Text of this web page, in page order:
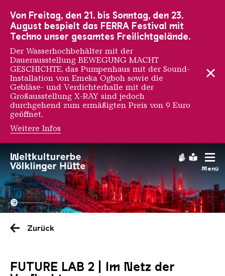
Menü
Hochofengruppe in Rot
Copyright:
©
Zurück
FUTURE LAB 2 | Im Netz der
Von Freitag, den 21. bis Sonntag, den 23.
August bespielt das FERRA Festival mit
Techno unser gesamtes Freilichtgelände.
Der Wasserhochbehälter mit der
Dauerausstellung BEWEGUNG MACHT
GESCHICHTE, das Pumpenhaus mit der Sound-
Installation von Emeka Ogboh sowie die
Gebläse- und Verdichterhalle mit der
Großausstellung X-RAY sind jedoch
durchgehend zum ermäßigten Preis von 9 Euro
geöffnet.
Weitere Infos